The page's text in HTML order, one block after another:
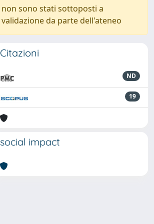
non sono stati sottoposti a
validazione da parte dell'ateneo
Citazioni
ND
19
social impact